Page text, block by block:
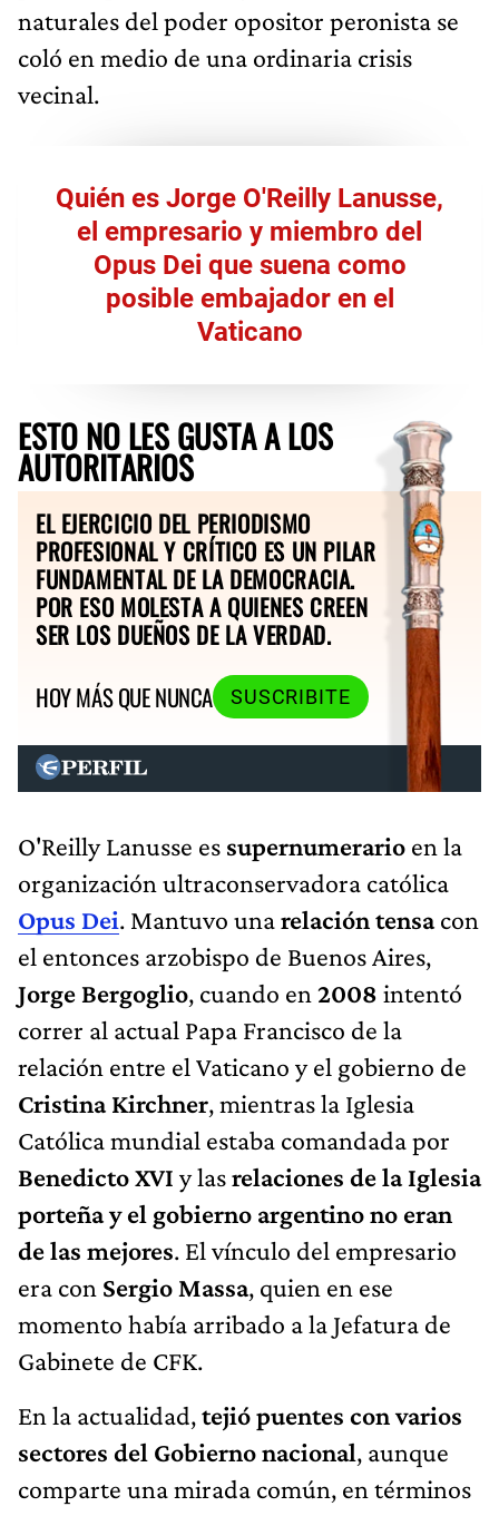
naturales del poder opositor peronista se
coló en medio de una ordinaria crisis
vecinal.
Quién es Jorge O'Reilly Lanusse,
el empresario y miembro del
Opus Dei que suena como
posible embajador en el
Vaticano
ESTO NO LES GUSTA A LOS
AUTORITARIOS
EL EJERCICIO DEL PERIODISMO
PROFESIONAL Y CRÍTICO ES UN PILAR
FUNDAMENTAL DE LA DEMOCRACIA.
POR ESO MOLESTA A QUIENES CREEN
SER LOS DUEÑOS DE LA VERDAD.
HOY MÁS QUE NUNCA
SUSCRIBITE
O'Reilly Lanusse es supernumerario en la
organización ultraconservadora católica
Opus Dei. Mantuvo unarelación tensacon
el entonces arzobispo de Buenos Aires,
Jorge Bergoglio, cuando en 2008 intentó
correr al actual Papa Francisco de la
relación entre el Vaticano y el gobierno de
Cristina Kirchner, mientras la Iglesia
Católica mundial estaba comandada por
Benedicto XVI y lasrelaciones de la Iglesia
porteña y el gobierno argentino no eran
de las mejores. El vínculo del empresario
era con Sergio Massa, quien en ese
momento había arribado a la Jefatura de
Gabinete de CFK.
En la actualidad,tejió puentes con varios
sectores del Gobierno nacional, aunque
comparte una mirada común, en términos